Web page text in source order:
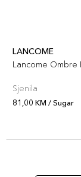
LANCOME
Lancome Ombre
Sjenila
81,00 KM / Sugar